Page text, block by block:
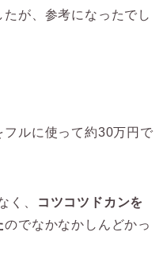
が、参考になったでし
ルに使って約30万円で
く、
コツコツドカンを
のでなかなかしんどかっ